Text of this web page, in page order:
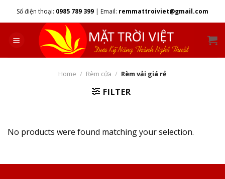
Số điện thoại: 0985 789 399 | Email: remmattroiviet@gmail.com
Home / Rèm cửa / Rèm vải giá rẻ
FILTER
No products were found matching your selection.